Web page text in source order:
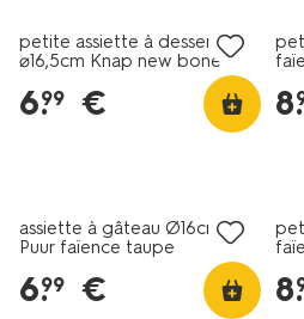
petite assiette à dessert
⌀16,5cm Knap new bone
6.
99 € 8.
assiette à gâteau Ø16cm
Puur faïence taupe
6.
99 € 8.